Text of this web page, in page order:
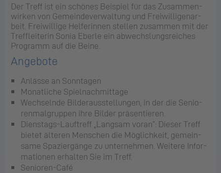
Der Treff ist ein schö­nes Bei­spiel für das Zu­sam­men­
wir­ken von Ge­mein­de­ver­wal­tung und Frei­wil­li­gen­ar­
beit. Frei­wil­li­ge Hel­fe­rin­nen stel­len zu­sam­men mit der
Treff­lei­te­rin Sonia Eberle ein ab­wechs­lungs­rei­ches
Pro­gramm auf die Beine.
An­ge­bo­te
An­läs­se an Sonn­ta­gen
Mo­nat­li­che Spiel­nach­mit­ta­ge
Wech­seln­de Bil­der­aus­stel­lun­gen, in der die Se­nio­
ren­mal­grup­pen ihre Bil­der prä­sen­tie­ren.
Dienstags-Lauftreff „Lang­sam voran“: Die­ser Treff
bie­tet äl­te­ren Men­schen die Mög­lich­keit, ge­mein­
same Spa­zier­gän­ge zu un­ter­neh­men. Wei­te­re In­for­
ma­tio­nen erhalten Sie im Treff.
Senioren-Café